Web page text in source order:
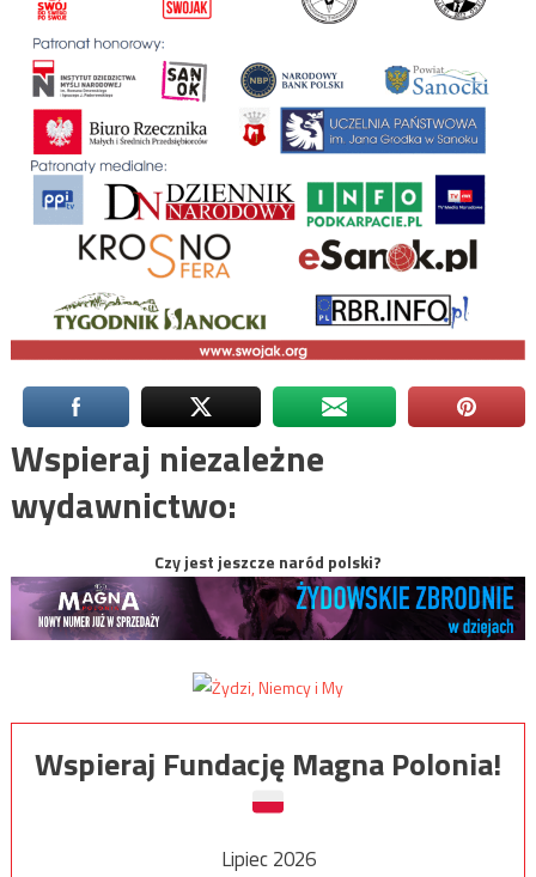
Wspieraj niezależne
wydawnictwo:
Czy jest jeszcze naród polski?
Wspieraj Fundację Magna Polonia!
Lipiec 2026